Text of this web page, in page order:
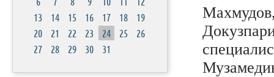
13
14 15 16 17 18
19
20
21 22 23 24 25
26
27
28 29 30 31